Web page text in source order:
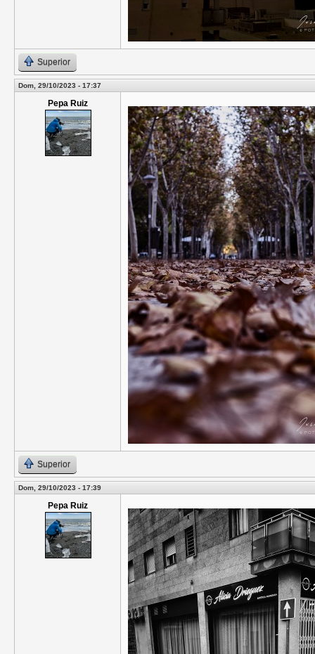
Superior
Dom, 29/10/2023 - 17:37
Pepa Ruiz
Superior
Dom, 29/10/2023 - 17:39
Pepa Ruiz